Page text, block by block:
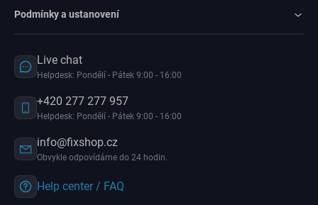
Podmínky a ustanovení
Live chat
Helpdesk: Pondělí - Pátek 9:00 - 16:00
+420 277 277 957
Helpdesk: Pondělí - Pátek 9:00 - 16:00
info@fixshop.cz
Obvykle odpovídáme do 24 hodin.
Help center / FAQ